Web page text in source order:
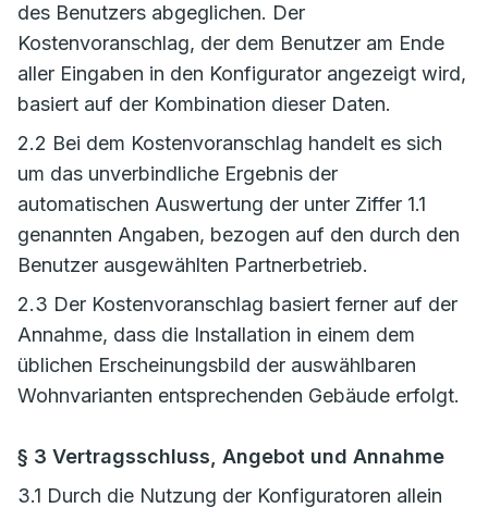
des Benutzers abgeglichen. Der
Kostenvoranschlag, der dem Benutzer am Ende
aller Eingaben in den Konfigurator angezeigt wird,
basiert auf der Kombination dieser Daten.
2.2 Bei dem Kostenvoranschlag handelt es sich
um das unverbindliche Ergebnis der
automatischen Auswertung der unter Ziffer 1.1
genannten Angaben, bezogen auf den durch den
Benutzer ausgewählten Partnerbetrieb.
2.3 Der Kostenvoranschlag basiert ferner auf der
Annahme, dass die Installation in einem dem
üblichen Erscheinungsbild der auswählbaren
Wohnvarianten entsprechenden Gebäude erfolgt.
§ 3 Vertragsschluss, Angebot und Annahme
3.1 Durch die Nutzung der Konfiguratoren allein